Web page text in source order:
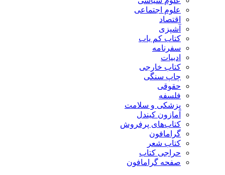
علوم اجتماعی
اقتصاد
آشپزی
کتاب کم یاب
سفرنامه
ادبیات
کتاب خارجی
چاپ سنگی
حقوقی
فلسفه
پزشکی و سلامت
آمازون کیندل
کتاب‌های پرفروش
گرامافون
کتاب شعر
حراجی کتاب
صفحه گرامافون